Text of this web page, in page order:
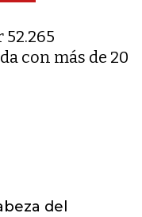
con más de 20
del